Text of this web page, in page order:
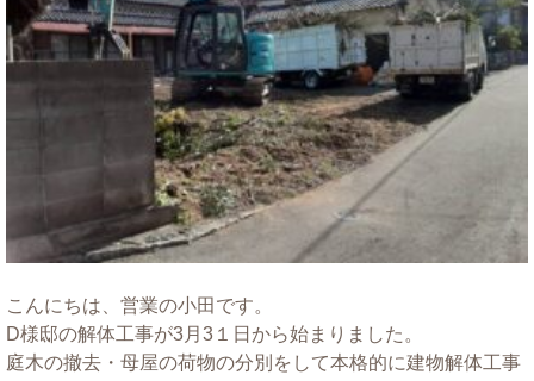
こんにちは、営業の小田です。
D様邸の解体工事が3月3１日から始まりました。
庭木の撤去・母屋の荷物の分別をして本格的に建物解体工事